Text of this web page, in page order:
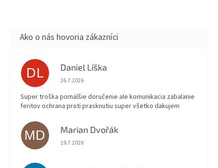
DL Daniel Líška
Hodnotenie obchodu je 5 z 5 hviezdičiek.
26.7.2026
Super troška pomalšie doručenie ale komunikacia zabalanie
feritov ochrana proti prasknutiu super všetko dakujem
MD Marian Dvořák
Hodnotenie obchodu je 5 z 5 hviezdičiek.
19.7.2026